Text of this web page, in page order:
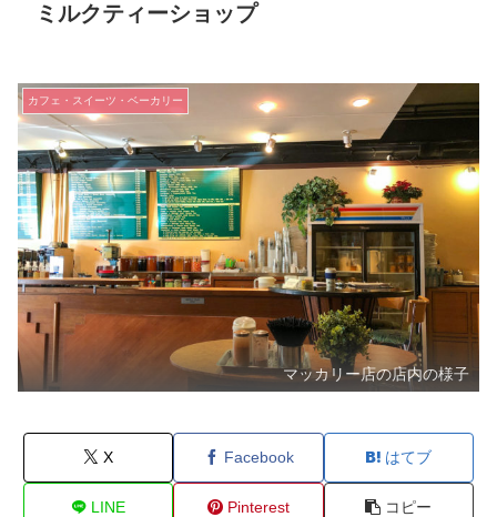
ミルクティーショップ
カフェ・スイーツ・ベーカリー
マッカリー店の店内の様子
X Facebook はてブ
LINE Pinterest コピー